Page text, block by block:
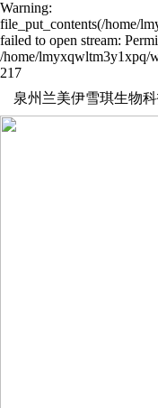
Warning:
file_put_contents(/home/
failed to open stream:
/home/lmyxqwltm3y1xpq/
217
泉州兰美伊雪琪生物